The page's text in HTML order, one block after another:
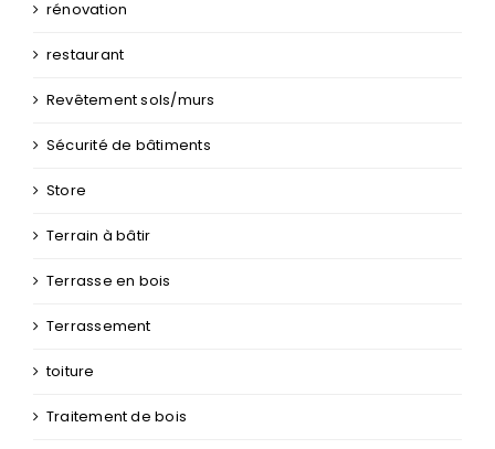
rénovation
restaurant
Revêtement sols/murs
Sécurité de bâtiments
Store
Terrain à bâtir
Terrasse en bois
Terrassement
toiture
Traitement de bois